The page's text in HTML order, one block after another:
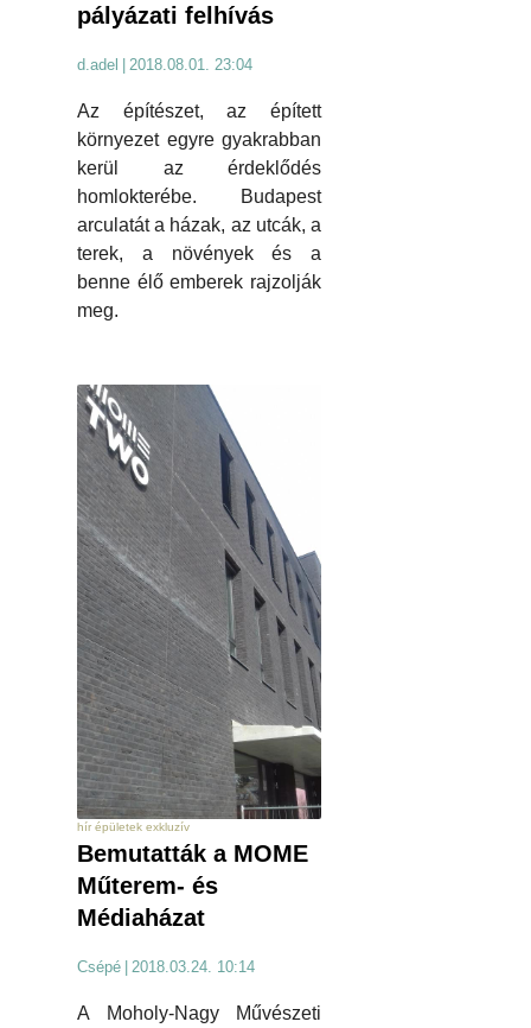
pályázati felhívás
d.adel 2018.08.01. 23:04
Az építészet, az épített
környezet egyre gyakrabban
kerül az érdeklődés
homlokterébe. Budapest
arculatát a házak, az utcák, a
terek, a növények és a
benne élő emberek rajzolják
meg.
hír épületek exkluzív
Bemutatták a MOME
Műterem- és
Médiaházat
Csépé 2018.03.24. 10:14
A Moholy-Nagy Művészeti